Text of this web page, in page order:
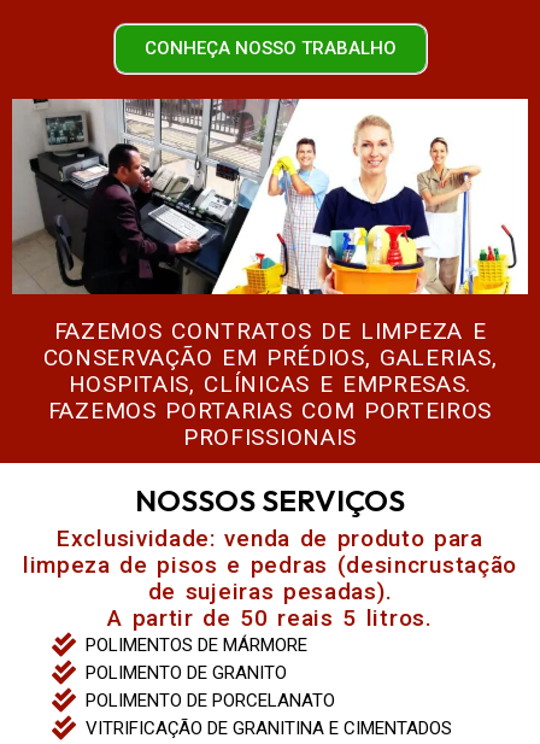
CONHEÇA NOSSO TRABALHO
FAZEMOS CONTRATOS DE LIMPEZA E
CONSERVAÇÃO EM PRÉDIOS, GALERIAS,
HOSPITAIS, CLÍNICAS E EMPRESAS.
FAZEMOS PORTARIAS COM PORTEIROS
PROFISSIONAIS
NOSSOS SERVIÇOS
Exclusividade: venda de produto para
limpeza de pisos e pedras (desincrustação
de sujeiras pesadas).
A partir de 50 reais 5 litros.
POLIMENTOS DE MÁRMORE
POLIMENTO DE GRANITO
POLIMENTO DE PORCELANATO
VITRIFICAÇÃO DE GRANITINA E CIMENTADOS